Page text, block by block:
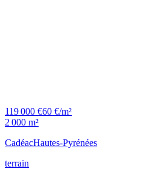
119 000 €60 €/m²
2 000 m²
CadéacHautes-Pyrénées
terrain